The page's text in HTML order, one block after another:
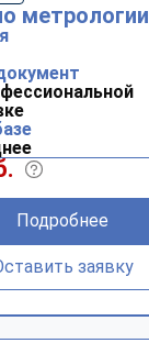
метрологии
Подробнее
заявку